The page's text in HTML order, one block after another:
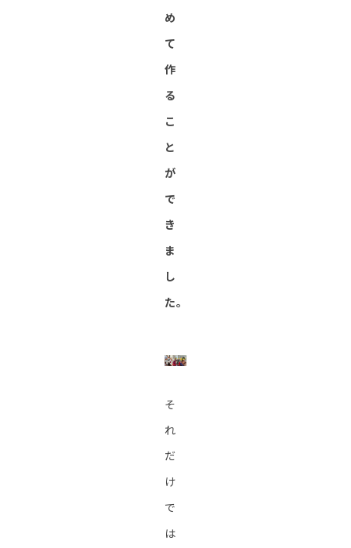
め
て
作
る
こ
と
が
で
き
ま
し
た。
そ
れ
だ
け
で
は